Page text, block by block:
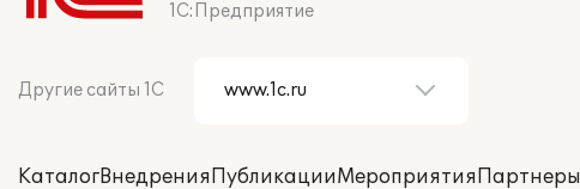
1С:Предприятие
Другие сайты 1С
КаталогВнедренияПубликацииМероприятияПартнеры